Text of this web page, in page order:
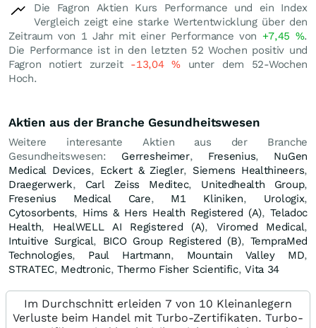
Die Fagron Aktien Kurs Performance und ein Index
Vergleich zeigt eine starke Wertentwicklung über den
Zeitraum von 1 Jahr mit einer Performance von +7,45 %.
Die Performance ist in den letzten 52 Wochen positiv und
Fagron notiert zurzeit -13,04%unter dem 52-Wochen
Hoch.
Aktien aus der Branche Gesundheitswesen
Weitere interesante Aktien aus der Branche
Gesundheitswesen: Gerresheimer, Fresenius, NuGen
Medical Devices, Eckert & Ziegler, Siemens Healthineers,
Draegerwerk, Carl Zeiss Meditec, Unitedhealth Group,
Fresenius Medical Care, M1 Kliniken, Urologix,
Cytosorbents, Hims & Hers Health Registered (A),Teladoc
Health, HealWELL AI Registered (A), Viromed Medical,
Intuitive Surgical, BICO Group Registered (B), TempraMed
Technologies, Paul Hartmann, Mountain Valley MD,
STRATEC, Medtronic,Thermo Fisher Scientific,Vita 34
Im Durchschnitt erleiden 7 von 10 Kleinanlegern
Verluste beim Handel mit Turbo-Zertifikaten. Turbo-